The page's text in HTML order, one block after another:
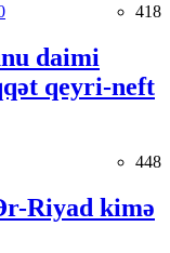
418
daimi
qeyri-neft
448
Riyad kimə